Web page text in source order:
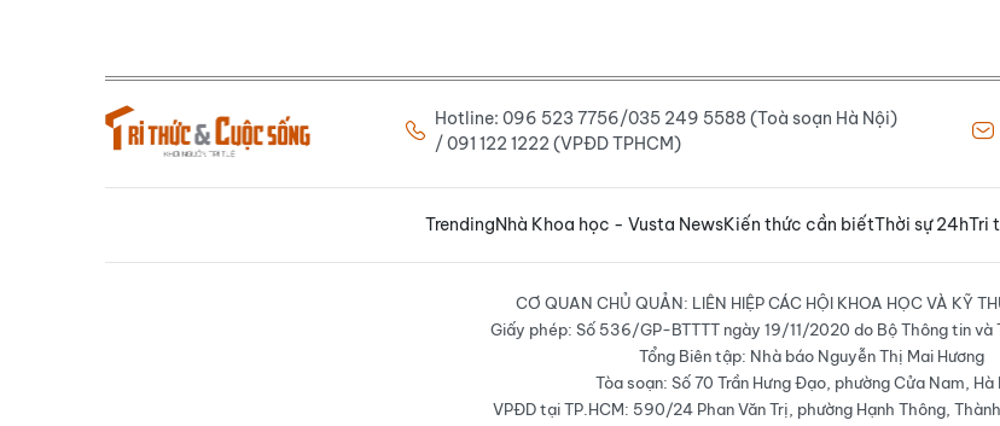
Hotline: 096 523 7756/035 249 5588 (Toà soạn Hà Nội)
/ 091 122 1222 (VPĐD TPHCM)
TrendingNhà Khoa học - Vusta NewsKiến thức cần biếtThời sự 24hTri
CƠ QUAN CHỦ QUẢN: LIÊN HIỆP CÁC HỘI KHOA HỌC VÀ KỸ
Giấy phép: Số 536/GP-BTTTT ngày 19/11/2020 do Bộ Thông tin và
Tổng Biên tập: Nhà báo Nguyễn Thị Mai Hương
Tòa soạn: Số 70 Trần Hưng Đạo, phường Cửa Nam, Hà
VPĐD tại TP.HCM: 590/24 Phan Văn Trị, phường Hạnh Thông,